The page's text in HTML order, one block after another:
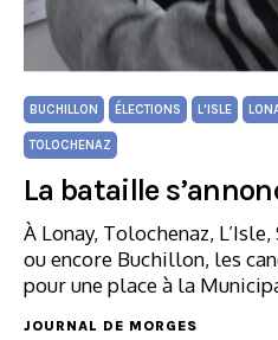
BUCHILLON ÉLECTIONS L'ISLE
TOLOCHENAZ
La bataille
À Lonay, Tolochenaz,
ou encore Buchillon, les
pour une place à la
JOURNAL DE MORGES